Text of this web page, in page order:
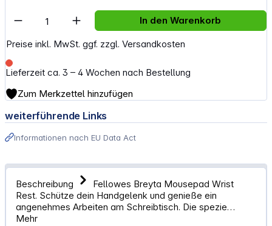
Preise inkl. MwSt. ggf. zzgl. Versandkosten
Lieferzeit ca. 3 – 4 Wochen nach Bestellung
Artikel Anzahl: Gib den gewünschten
In den Warenkorb
Zum Merkzettel hinzufügen
weiterführende Links
Informationen nach EU Data Act
Beschreibung
Fellowes Breyta Mousepad Wrist
Rest. Schütze dein Handgelenk und genieße ein
angenehmes Arbeiten am Schreibtisch. Die spezie…
Mehr